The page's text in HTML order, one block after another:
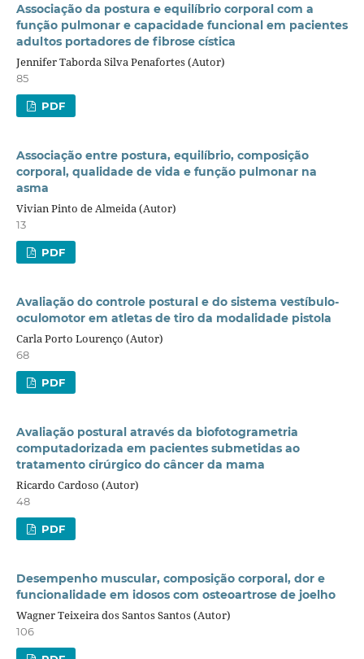
Associação da postura e equilíbrio corporal com a
função pulmonar e capacidade funcional em pacientes
adultos portadores de fibrose cística
Jennifer Taborda Silva Penafortes (Autor)
85
PDF
Associação entre postura, equilíbrio, composição
corporal, qualidade de vida e função pulmonar na
asma
Vivian Pinto de Almeida (Autor)
13
PDF
Avaliação do controle postural e do sistema vestíbulo-
oculomotor em atletas de tiro da modalidade pistola
Carla Porto Lourenço (Autor)
68
PDF
Avaliação postural através da biofotogrametria
computadorizada em pacientes submetidas ao
tratamento cirúrgico do câncer da mama
Ricardo Cardoso (Autor)
48
PDF
Desempenho muscular, composição corporal, dor e
funcionalidade em idosos com osteoartrose de joelho
Wagner Teixeira dos Santos Santos (Autor)
106